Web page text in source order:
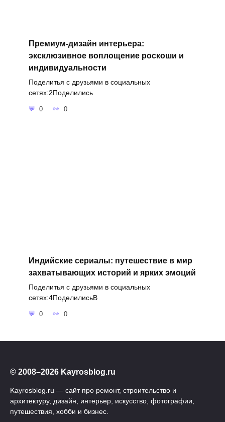
Премиум-дизайн интерьера:
эксклюзивное воплощение роскоши и
индивидуальности
Поделитья с друзьями в социальных
сетях:2Поделились
0 0
Индийские сериалы: путешествие в мир
захватывающих историй и ярких эмоций
Поделитья с друзьями в социальных
сетях:4ПоделилисьВ
0 0
© 2008–2026 Kayrosblog.ru
Kayrosblog.ru — сайт про ремонт, строительство и
архитектуру, дизайн, интерьер, искусство, фотографии,
путешествия, хобби и бизнес.